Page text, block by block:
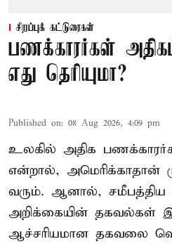
சிறப்புக் கட்டுரைகள்
பணக்காரர்கள்
எது தெரியுமா?
Published on: 08 Aug 2026, 4:09 pm
உலகில் அதிக
என்றால், அமெரிக்காதான்
வரும். ஆனால்,
அறிக்கையின் தகவல்கள்
ஆச்சரியமான தகவலை